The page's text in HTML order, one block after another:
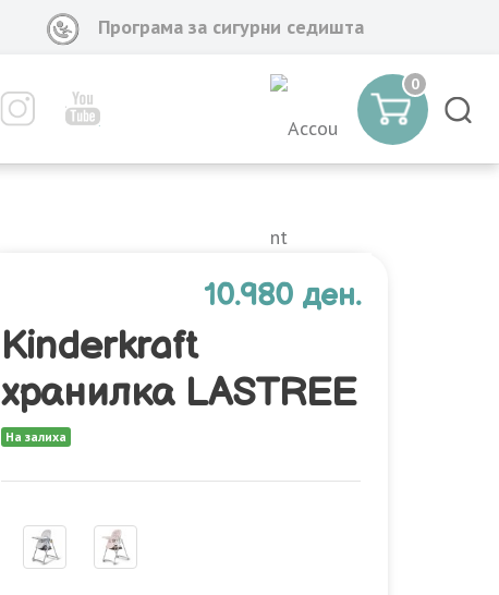
Програма за сигурни седишта
0
10.980 ден.
Kinderkraft
хранилка LASTREE
На залиха